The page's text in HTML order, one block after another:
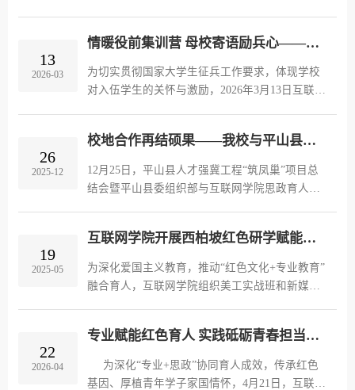
的介绍，...
与协同育人迈入新阶段。 石家庄市社会救助
基金会自2020年6月成立以来，以“社会力量补充
政府救助”为核心宗旨，聚焦困难群众帮扶，业务
老服...
13
2026-03
情暖役前集训营 母校寄语励兵心——互联网学院走访慰问预征入伍学生
为切实贯彻国家大学生征兵工作要求，体现学校
对入伍学生的关怀与激励，2026年3月13日互联网
应征入伍学生，转达我院的诚挚祝贺和殷切期
望。慰问现场，辅导员代表与我院预征入伍学生
开展暖心互动交流，全程氛围真挚融洽。辅导员
心声，逐一解答学子疑惑...
26
2025-12
校地合作再结硕果——我校与平山县共建思政育人共同体
12月25日，平山县人才强冀工程“筑凤巢”项目总
结会暨平山县委组织部与互联网学院思政育人共
签约，并共同为“党建思政育人共同体实践基地”
与“乡村振兴数字人才培养基地”揭牌。此次签约
揭牌，标志着校地双方在党建引领下，于人才培
场，耿伟华部长...
19
2025-05
互联网学院开展西柏坡红色研学赋能专业实践活动
为深化爱国主义教育，推动“红色文化+专业教育”
融合育人，互联网学院组织美工实战班和新媒体
师生们在沉浸式体验中感悟初心使命，以专业实
践赋能红色文化传播，让红色文化“活”起来。在
此次研学中，同学们充分发挥专业优势，开展“沉
22
2026-04
专业赋能红色育人 实践砥砺青春担当——互联网学院赴西柏坡开展红色实践研学活动
​ 为深化“专业+思政”协同育人成效，传承红色
基因、厚植青年学子家国情怀，4月21日，互联网